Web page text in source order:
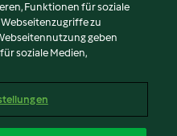
Funktionen für soziale
zu
geben
soziale Medien,